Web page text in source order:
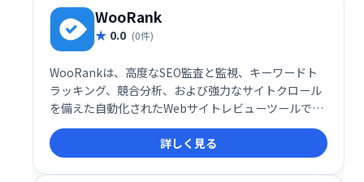
WooRank
0.0 (0件)
WooRankは、高度なSEO監査と監視、キーワードト
ラッキング、競合分析、および強力なサイトクロール
を備えた自動化されたWebサイトレビューツールで
す。WooRankを使用すると、SEOの状態を簡単に監視
し、実用的なアドバイスや洞察を得て、Webサイトを
最適化できます。
詳しく見る